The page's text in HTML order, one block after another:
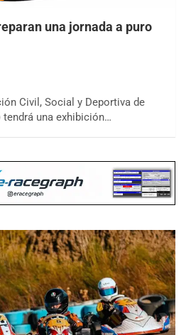
una jornada a puro
Civil, Social y Deportiva de
una exhibición…